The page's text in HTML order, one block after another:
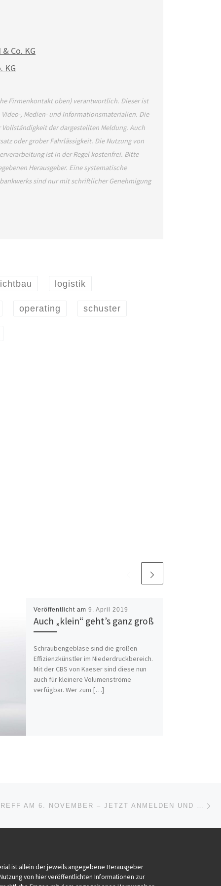
Co. KG
KG
Firmenkontakt oben) verantwortlich. Dieser ist
Video-, Medien- und Informationsmaterialien. Die
der dargestellten Meldung. Auch
oder grober Fahrlässigkeit. Die Nutzung von
ist in der Regel kostenfrei. Bitte
Herausgeber. Eine systematische
sind nur mit schriftlicher Genehmigung
logistik
operating schuster
Veröffentlicht am 9. April 2019
Auch „klein“ geht’s ganz groß
Schraubengebläse sind die großen
Effizienzkünstler im Niederdruckbereich.
Mit der CBS von Kaeser sind diese nun
auch für kleinere Volumenströme
verfügbar. Wer zum […]
BRANCHENTREFF AM 6. NOVEMBER – JETZT ANMELDEN UND FORTBILDUNGSPUNKTE SAMMELN
ist allein der jeweils angegebene Herausgeber
von hier veröffentlichten Informationen zur